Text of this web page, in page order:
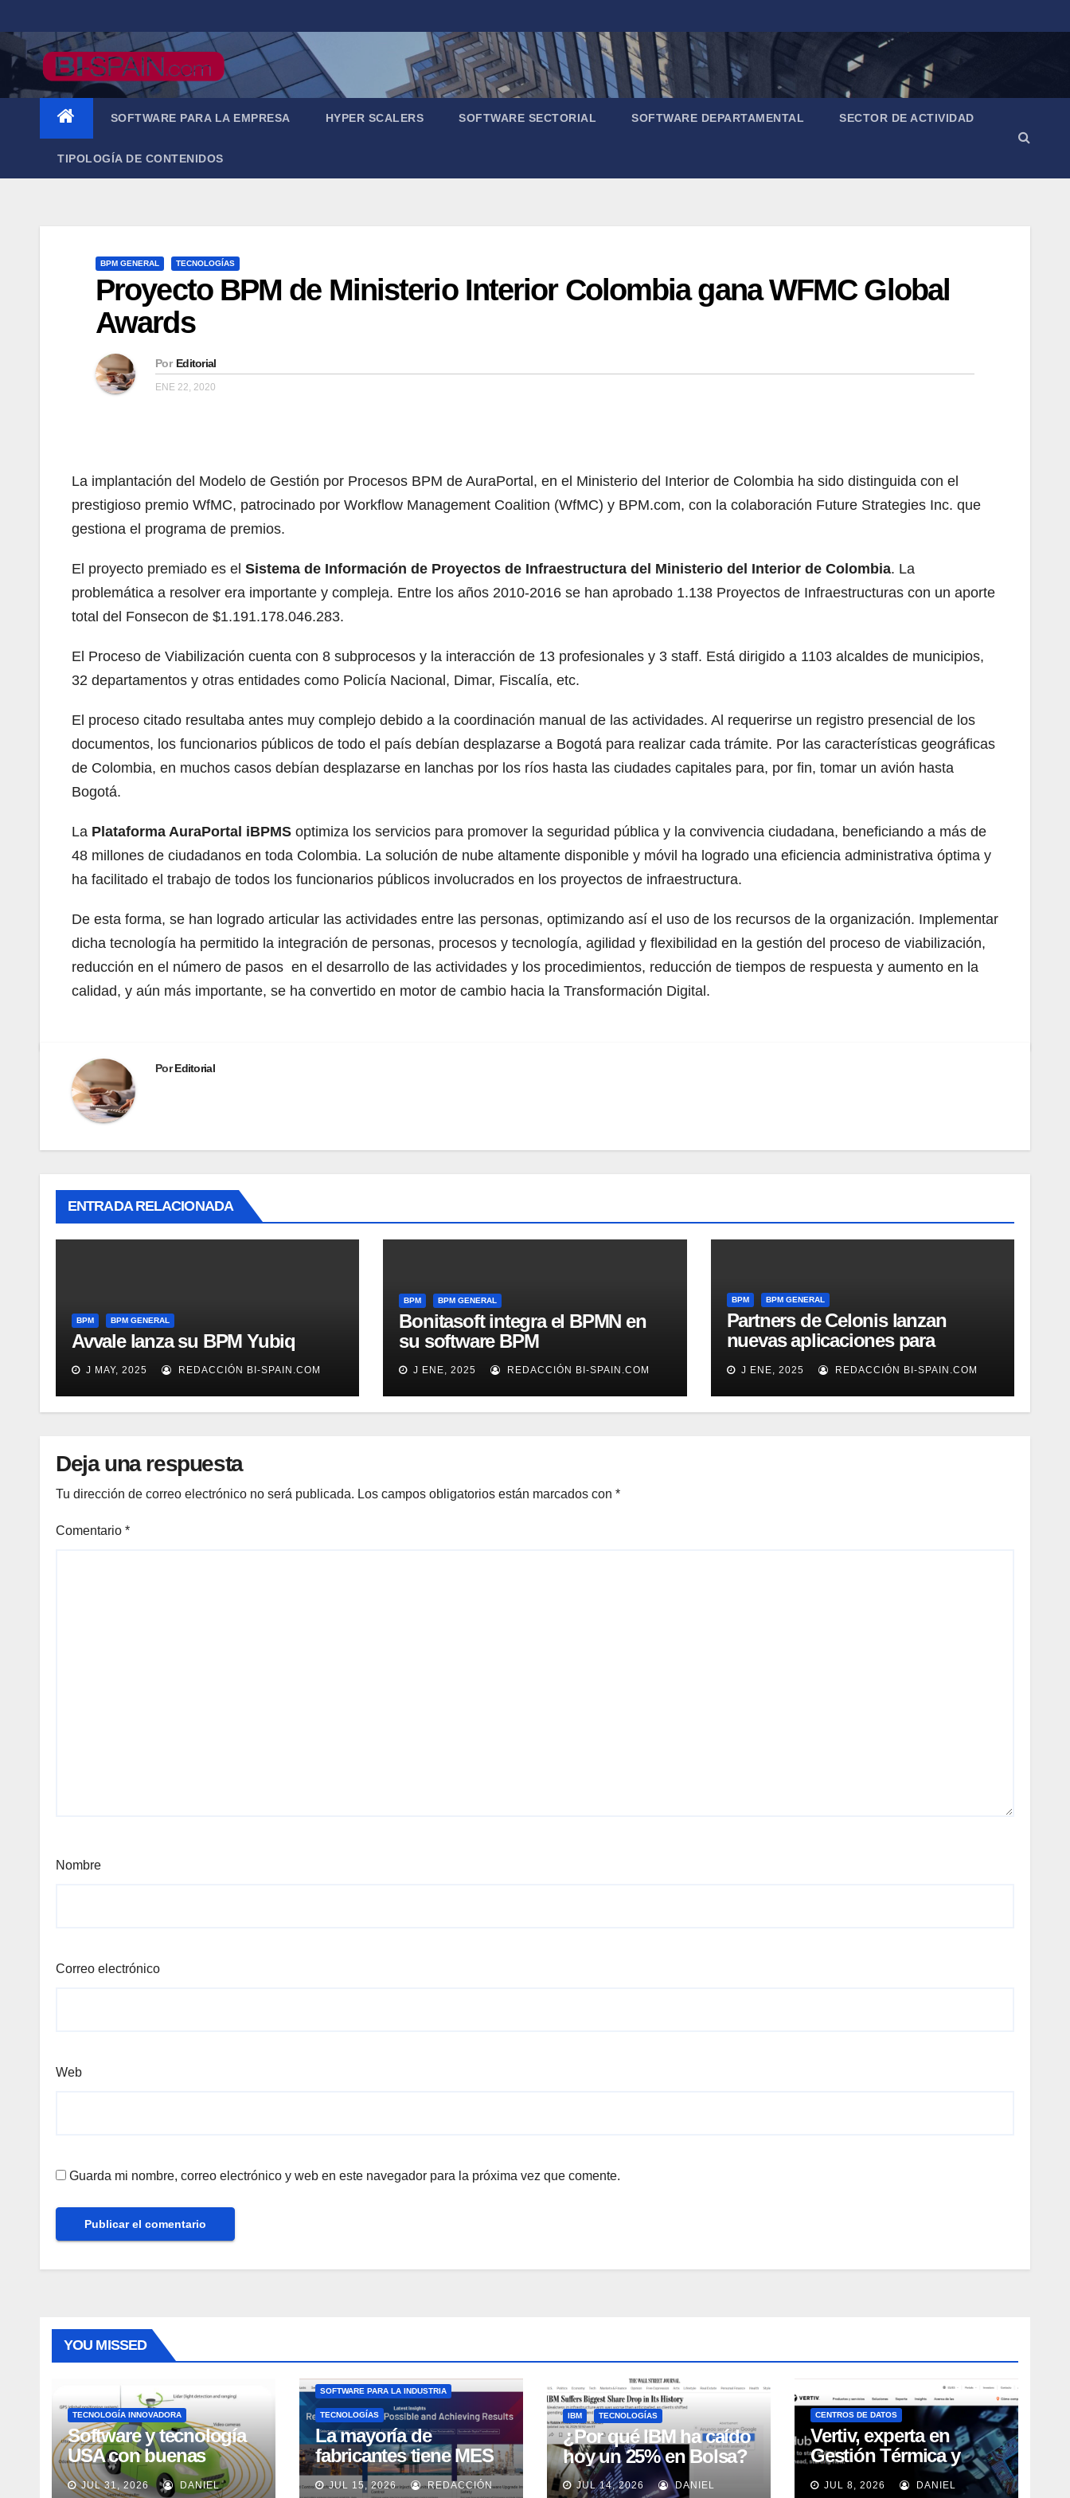
al
contenido
SOFTWARE PARA LA EMPRESA HYPER SCALERS SOFTWARE SECTORIAL SOFTWARE DEPARTAMENTAL SECTOR DE ACTIVIDAD
TIPOLOGÍA DE CONTENIDOS
BPM GENERAL TECNOLOGÍAS
Proyecto BPM de Ministerio Interior Colombia gana WFMC Global
Awards
Por Editorial
ENE 22, 2020
La implantación del Modelo de Gestión por Procesos BPM de AuraPortal, en el Ministerio del Interior de Colombia ha sido distinguida con el
prestigioso premio WfMC, patrocinado por Workflow Management Coalition (WfMC) y BPM.com, con la colaboración Future Strategies Inc. que
gestiona el programa de premios.
El proyecto premiado es el Sistema de Información de Proyectos de Infraestructura del Ministerio del Interior de Colombia. La
problemática a resolver era importante y compleja. Entre los años 2010-2016 se han aprobado 1.138 Proyectos de Infraestructuras con un aporte
total del Fonsecon de $1.191.178.046.283.
El Proceso de Viabilización cuenta con 8 subprocesos y la interacción de 13 profesionales y 3 staff. Está dirigido a 1103 alcaldes de municipios,
32 departamentos y otras entidades como Policía Nacional, Dimar, Fiscalía, etc.
El proceso citado resultaba antes muy complejo debido a la coordinación manual de las actividades. Al requerirse un registro presencial de los
documentos, los funcionarios públicos de todo el país debían desplazarse a Bogotá para realizar cada trámite. Por las características geográficas
de Colombia, en muchos casos debían desplazarse en lanchas por los ríos hasta las ciudades capitales para, por fin, tomar un avión hasta
Bogotá.
La Plataforma AuraPortal iBPMS optimiza los servicios para promover la seguridad pública y la convivencia ciudadana, beneficiando a más de
48 millones de ciudadanos en toda Colombia. La solución de nube altamente disponible y móvil ha logrado una eficiencia administrativa óptima y
ha facilitado el trabajo de todos los funcionarios públicos involucrados en los proyectos de infraestructura.
De esta forma, se han logrado articular las actividades entre las personas, optimizando así el uso de los recursos de la organización. Implementar
dicha tecnología ha permitido la integración de personas, procesos y tecnología, agilidad y flexibilidad en la gestión del proceso de viabilización,
reducción en el número de pasos en el desarrollo de las actividades y los procedimientos, reducción de tiempos de respuesta y aumento en la
calidad, y aún más importante, se ha convertido en motor de cambio hacia la Transformación Digital.
PorEditorial
ENTRADA RELACIONADA
BPM BPM GENERAL
Avvale lanza su BPM Yubiq
J MAY, 2025 REDACCIÓN BI-SPAIN.COM
BPM BPM GENERAL
Bonitasoft integra el BPMN en
su software BPM
J ENE, 2025 REDACCIÓN BI-SPAIN.COM
BPM BPM GENERAL
Partners de Celonis lanzan
nuevas aplicaciones para
automarizar migración a SAP o
Gestión de Reclamaciones en
Seguros
J ENE, 2025 REDACCIÓN BI-SPAIN.COM
Deja una respuesta
Tu dirección de correo electrónico no será publicada. Los campos obligatorios están marcados con *
Comentario *
Nombre
Correo electrónico
Web
Guarda mi nombre, correo electrónico y web en este navegador para la próxima vez que comente.
YOU MISSED
TECNOLOGÍA INNOVADORA
Software y tecnología
USA con buenas
expectativas en ventas
JUL 31, 2026 DANIEL
SOFTWARE PARA LA INDUSTRIA
TECNOLOGÍAS
La mayoría de
fabricantes tiene MES
pero no lo usa
JUL 15, 2026 REDACCIÓN
IBM TECNOLOGÍAS
¿Por qué IBM ha caído
hoy un 25% en Bolsa?
JUL 14, 2026 DANIEL
CENTROS DE DATOS
Vertiv, experta en
Gestión Térmica y
energía de Centros de
JUL 8, 2026 DANIEL